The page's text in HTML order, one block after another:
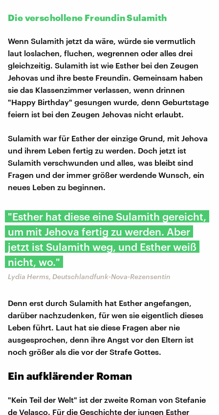
Die verschollene Freundin Sulamith
Wenn Sulamith jetzt da wäre, würde sie vermutlich
laut loslachen, fluchen, wegrennen oder alles drei
gleichzeitig. Sulamith ist wie Esther bei den Zeugen
Jehovas und ihre beste Freundin. Gemeinsam haben
sie das Klassenzimmer verlassen, wenn drinnen
"Happy Birthday" gesungen wurde, denn Geburtstage
feiern ist bei den Zeugen Jehovas nicht erlaubt.
Sulamith war für Esther der einzige Grund, mit Jehova
und ihrem Leben fertig zu werden. Doch jetzt ist
Sulamith verschwunden und alles, was bleibt sind
Fragen und der immer größer werdende Wunsch, ein
neues Leben zu beginnen.
"Esther hat diese eine Sulamith gereicht,
um mit Jehova fertig zu werden. Aber
jetzt ist Sulamith weg, und Esther weiß
nicht, wo."
Lydia Herms, Deutschlandfunk-Nova-Rezensentin
Denn erst durch Sulamith hat Esther angefangen,
darüber nachzudenken, für wen sie eigentlich dieses
Leben führt. Laut hat sie diese Fragen aber nie
ausgesprochen, denn ihre Angst vor den Eltern ist
noch größer als die vor der Strafe Gottes.
Ein aufklärender Roman
"Kein Teil der Welt" ist der zweite Roman von Stefanie
de Velasco. Für die Geschichte der jungen Esther